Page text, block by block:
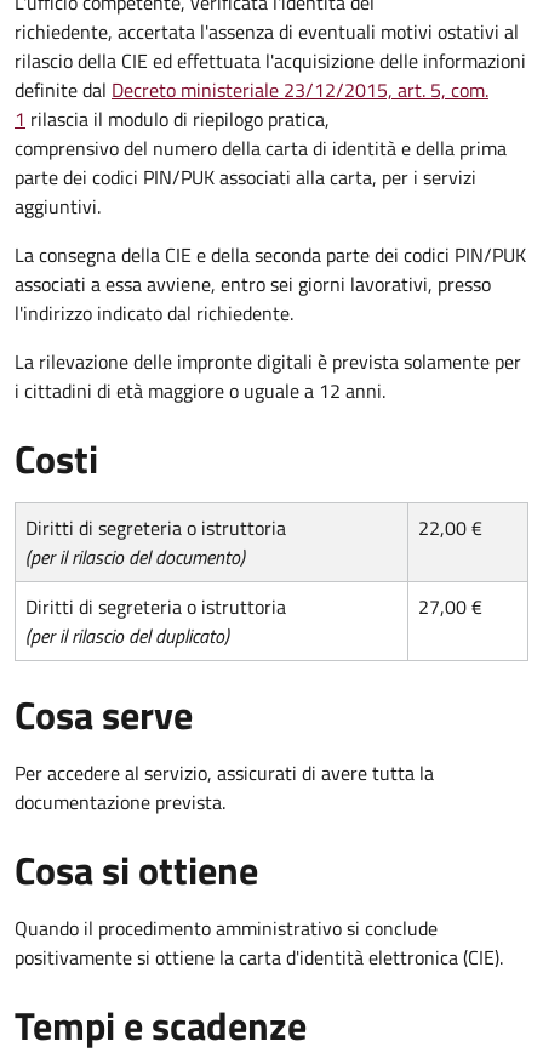
richiedente, accertata l'assenza di eventuali motivi ostativi al
rilascio della CIE ed effettuata l'acquisizione delle informazioni
definite dal Decreto ministeriale 23/12/2015, art. 5, com.
1 rilascia il modulo di riepilogo pratica,
comprensivo del numero della carta di identità e della prima
parte dei codici PIN/PUK associati alla carta, per i servizi
aggiuntivi.
La consegna della CIE e della seconda parte dei codici PIN/PUK
associati a essa avviene, entro sei giorni lavorativi, presso
l'indirizzo indicato dal richiedente.
La rilevazione delle impronte digitali è prevista solamente per
i cittadini di età maggiore o uguale a 12 anni.
Costi
Diritti di segreteria o istruttoria
(per il rilascio del documento)
22,00 €
Diritti di segreteria o istruttoria
(per il rilascio del duplicato)
27,00 €
Cosa serve
Per accedere al servizio, assicurati di avere tutta la
documentazione prevista.
Cosa si ottiene
Quando il procedimento amministrativo si conclude
positivamente si ottiene la carta d'identità elettronica (CIE).
Tempi e scadenze